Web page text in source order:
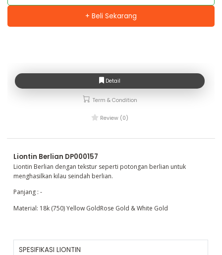
+ Beli Sekarang
Detail
Term & Condition
Review (0)
Liontin Berlian DP000157
Liontin Berlian dengan tekstur seperti potongan berlian untuk
menghasilkan kilau seindah berlian.
Panjang : -
Material: 18k (750) Yellow GoldRose Gold & White Gold
SPESIFIKASI LIONTIN